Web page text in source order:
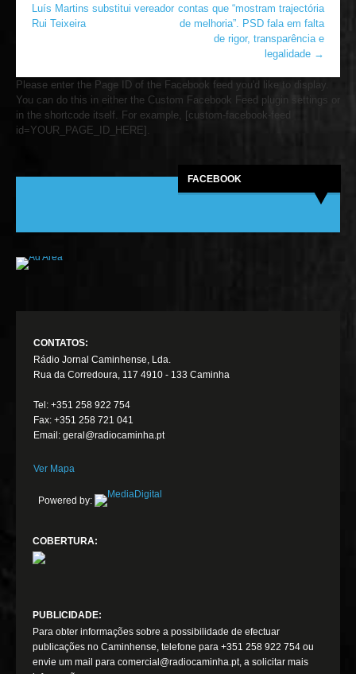
Luís Martins substitui vereador
Rui Teixeira
contas que “mostram trajectória
de melhoria”. PSD fala em falta
de rigor, transparência e
legalidade →
Please enter the Page ID of the Facebook feed you'd like to display.
You can do this in either the Custom Facebook Feed plugin settings or
in the shortcode itself. For example, [custom-facebook-feed
id=YOUR_PAGE_ID_HERE].
FACEBOOK
CONTATOS:
Rádio Jornal Caminhense, Lda.
Rua da Corredoura, 117 4910 - 133 Caminha
Tel: +351 258 922 754
Fax: +351 258 721 041
Email: geral@radiocaminha.pt
Ver Mapa
Powered by:
COBERTURA:
PUBLICIDADE:
Para obter informações sobre a possibilidade de efectuar
publicações no Caminhense, telefone para +351 258 922 754 ou
envie um mail para comercial@radiocaminha.pt, a solicitar mais